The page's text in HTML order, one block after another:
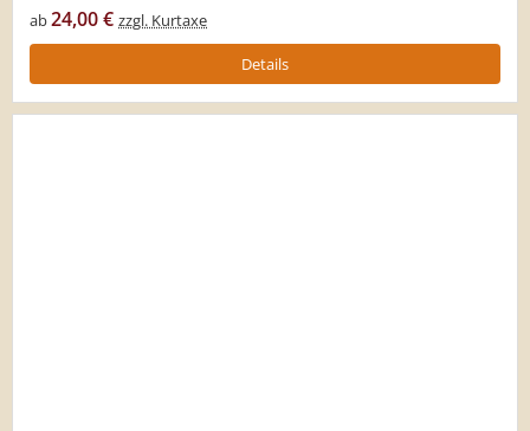
ab24,00 € zzgl. Kurtaxe
Details